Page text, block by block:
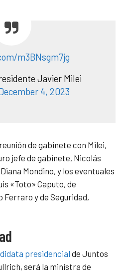
m3BNsgm7jg
Javier Milei
4, 2023
de gabinete con Milei,
jefe de gabinete, Nicolás
Mondino, y los eventuales
«Toto» Caputo, de
y de Seguridad,
presidencialde Juntos
será la ministra de